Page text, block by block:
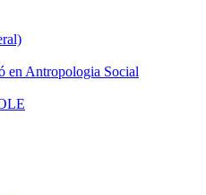
en Antropologia Social